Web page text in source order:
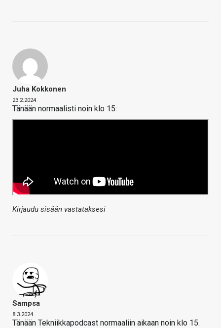
Juha Kokkonen
23.2.2024
Tänään normaalisti noin klo 15:
Kirjaudu sisään vastataksesi
Sampsa
8.3.2024
Tänään Tekniikkapodcast normaaliin aikaan noin klo 15.